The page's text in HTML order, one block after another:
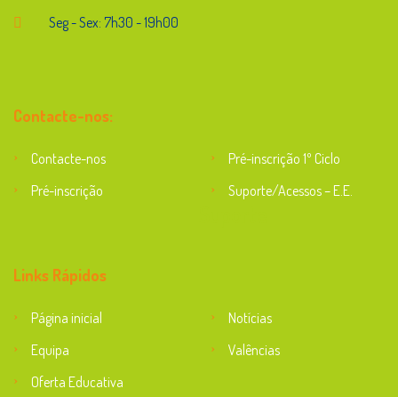
Seg - Sex: 7h30 - 19h00
Contacte-nos:
Contacte-nos
Pré-inscrição 1º Ciclo
Pré-inscrição
Suporte/Acessos – E.E.
Links Rápidos
Página inicial
Notícias
Equipa
Valências
Oferta Educativa